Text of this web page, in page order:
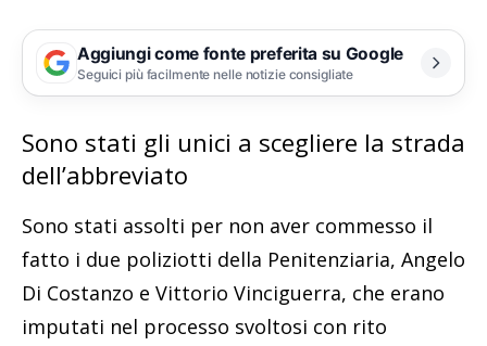
Aggiungi come fonte preferita su Google
Seguici più facilmente nelle notizie consigliate
Sono stati gli unici a scegliere la strada
dell’abbreviato
Sono stati assolti per non aver commesso il
fatto i due poliziotti della Penitenziaria, Angelo
Di Costanzo e Vittorio Vinciguerra, che erano
imputati nel processo svoltosi con rito